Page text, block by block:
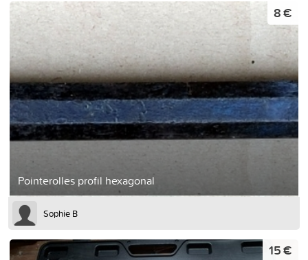
Pointerolles profil hexagonal
8 €
Sophie B
15 €